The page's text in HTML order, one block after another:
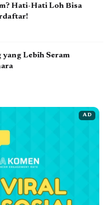
Hati-Hati Loh Bisa
yang Lebih Seram
AD